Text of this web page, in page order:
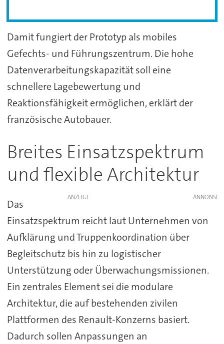
Damit fungiert der Prototyp als mobiles
Gefechts- und Führungszentrum. Die hohe
Datenverarbeitungskapazität soll eine
schnellere Lagebewertung und
Reaktionsfähigkeit ermöglichen, erklärt der
französische Autobauer.
Breites Einsatzspektrum
und flexible Architektur
ANZEIGE
Das
Einsatzspektrum reicht laut Unternehmen von
Aufklärung und Truppenkoordination über
Begleitschutz bis hin zu logistischer
Unterstützung oder Überwachungsmissionen.
Ein zentrales Element sei die modulare
Architektur, die auf bestehenden zivilen
Plattformen des Renault-Konzerns basiert.
Dadurch sollen Anpassungen an